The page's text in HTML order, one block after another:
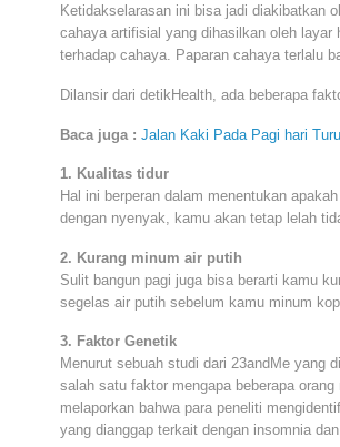
Ketidakselarasan ini bisa jadi diakibatkan
cahaya artifisial yang dihasilkan oleh
terhadap cahaya. Paparan cahaya terlalu
Dilansir dari detikHealth, ada beberapa
Baca juga : Jalan Kaki Pada Pagi hari
1. Kualitas tidur
Hal ini berperan dalam menentukan
dengan nyenyak, kamu akan tetap lelah
2. Kurang minum air putih
Sulit bangun pagi juga bisa berarti kamu
segelas air putih sebelum kamu minum
3. Faktor Genetik
Menurut sebuah studi dari 23andMe yang
salah satu faktor mengapa beberapa
melaporkan bahwa para peneliti
yang dianggap terkait dengan insomnia